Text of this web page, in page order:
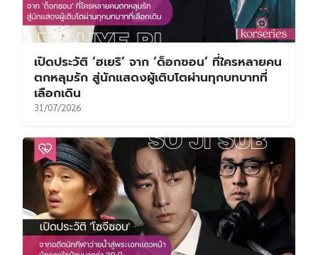
เปิดประวัติ ‘ฮเยริ’ จาก ‘ด็อกซอน’ ที่ใครหลายคน
ตกหลุมรัก สู่นักแสดงผู้เติบโตผ่านทุกบทบาทที่
เลือกเดิน
31/07/2026